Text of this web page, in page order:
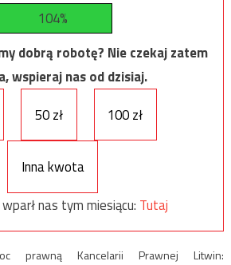
104%
dobrą robotę? Nie czekaj zatem
wspieraj nas od dzisiaj.
50 zł 100 zł
Inna kwota
nas tym miesiącu: Tutaj
prawną Kancelarii Prawnej Litwin: